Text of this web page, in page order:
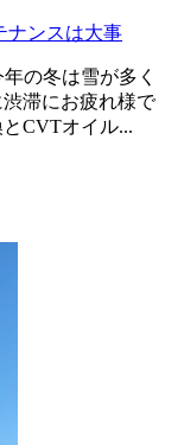
ナンスは大事
の冬は雪が多く
滞にお疲れ様で
CVTオイル...